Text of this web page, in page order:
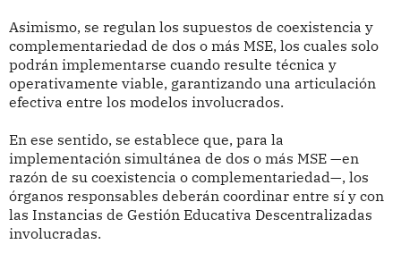
Asimismo, se regulan los supuestos de coexistencia y
complementariedad de dos o más MSE, los cuales solo
podrán implementarse cuando resulte técnica y
operativamente viable, garantizando una articulación
efectiva entre los modelos involucrados.
En ese sentido, se establece que, para la
implementación simultánea de dos o más MSE —en
razón de su coexistencia o complementariedad—, los
órganos responsables deberán coordinar entre sí y con
las Instancias de Gestión Educativa Descentralizadas
involucradas.